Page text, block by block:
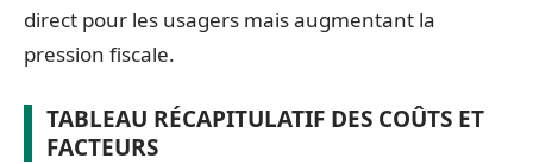
direct pour les usagers mais augmentant la
pression fiscale.
TABLEAU RÉCAPITULATIF DES COÛTS ET
FACTEURS